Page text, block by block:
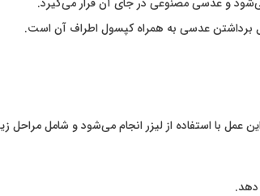
برداشتن عدسی به همراه کپسول اطراف آن است.
عمل با استفاده از لیزر انجام می‌شود و شامل مراحل